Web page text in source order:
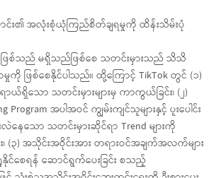
င်း၏ အလုံးစုံယုံကြည်စိတ်ချရမှုကို ထိန်းသိမ်းပုံ
စ်သည် မရှိသည်ဖြစ်စေ သတင်းမှားသည် သိသိ
ဖြစ်စေနိုင်ပါသည်။ ထို့ကြောင့် TikTok တွင် (၁)
ာယ်ရှိသော သတင်းမှားများမှ ကာကွယ်ခြင်း၊ (၂)
Program အပါအဝင် ကျွမ်းကျင်သူများနှင့် ပူးပေါင်း
နေသော သတင်းမှားဆိုင်ရာ Trend များကို
၊ (၃) အသိုင်းအဝိုင်းအား တရားဝင်အချက်အလက်များ
စေရန် ဆောင်ရွက်ပေးခြင်း စသည့်